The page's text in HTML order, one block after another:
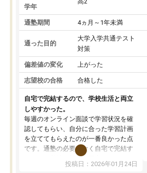
学年
通塾期間 4ヵ月～1年未満
通った目的
大学入学共通テスト
対策
偏差値の変化 上がった
志望校の合格 合格した
自宅で完結するので、学校生活と両立
しやすかった。
毎週のオンライン面談で学習状況を確
認してもらい、自分に合った学習計画
を立ててもらえたのが一番良かった点
です。通塾の必要がなく自宅で完結す
るため、学校や部活と両立しやすかっ
たです。コーチが現役大学生で相談し
投稿日：2026年01月24日